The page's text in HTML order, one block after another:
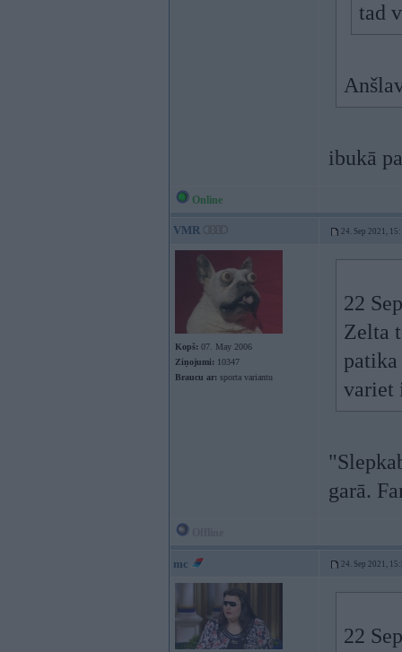
tad
ibukā
Online
VMR 24. Sep 2021,
Kopš: 07. May 2006
Ziņojumi: 10347
Braucu ar: sporta variantu
22
Zelta
variet
garā.
mc 24. Sep 2021,
22